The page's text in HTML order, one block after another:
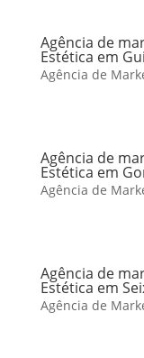
Agência de
Estética em
Agência de
Agência de
Estética em
Agência de
Agência de
Estética em
Agência de